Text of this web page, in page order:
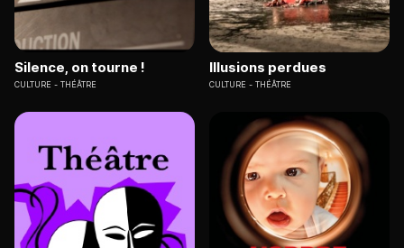
Silence, on tourne !
CULTURE THÉÂTRE
Illusions perdues
CULTURE THÉÂTRE